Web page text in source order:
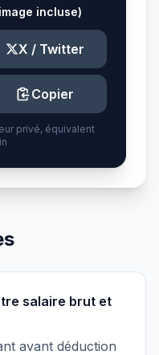
incluse)
X / Twitter
Copier
privé, équivalent
salaire brut et
avant déduction